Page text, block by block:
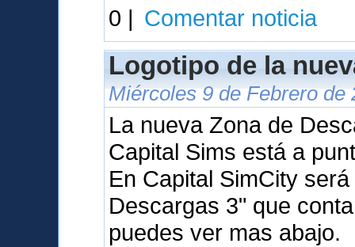
0 | Comentar noticia
Logotipo de la
Miércoles 9 de Febrero de
La nueva Zona de
Capital Sims está a
En Capital SimCity
Descargas 3" que
puedes ver mas abajo.